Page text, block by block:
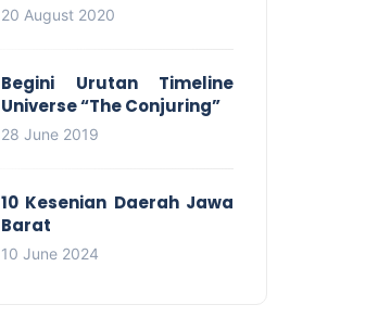
20 August 2020
Begini Urutan Timeline
Universe “The Conjuring”
28 June 2019
10 Kesenian Daerah Jawa
Barat
10 June 2024